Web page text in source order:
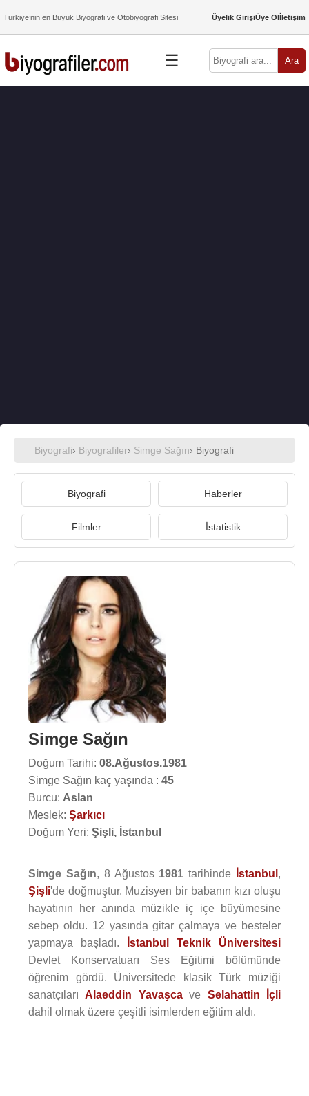
Türkiye’nin en Büyük Biyografi ve Otobiyografi Sitesi Üyelik GirişiÜye Olİletişim
☰ Ara
Biyografi› Biyografiler› Simge Sağın› Biyografi
Biyografi Haberler
Filmler İstatistik
Simge Sağın
Doğum Tarihi: 08.Ağustos.1981
Simge Sağın kaç yaşında : 45
Burcu: Aslan
Meslek: Şarkıcı
Doğum Yeri: Şişli, İstanbul
Simge Sağın, 8 Ağustos 1981 tarihinde İstanbul ,
Şişli'de doğmuştur. Muzisyen bir babanın kızı oluşu
hayatının her anında müzikle iç içe büyümesine
sebep oldu. 12 yasında gitar çalmaya ve besteler
yapmaya başladı.
İstanbul Teknik Üniversitesi
Devlet Konservatuarı Ses Eğitimi bölümünde
öğrenim gördü. Üniversitede klasik Türk müziği
sanatçılarıAlaeddin Yavaşcave Selahattin İçli
dahil olmak üzere çeşitli isimlerden eğitim aldı.